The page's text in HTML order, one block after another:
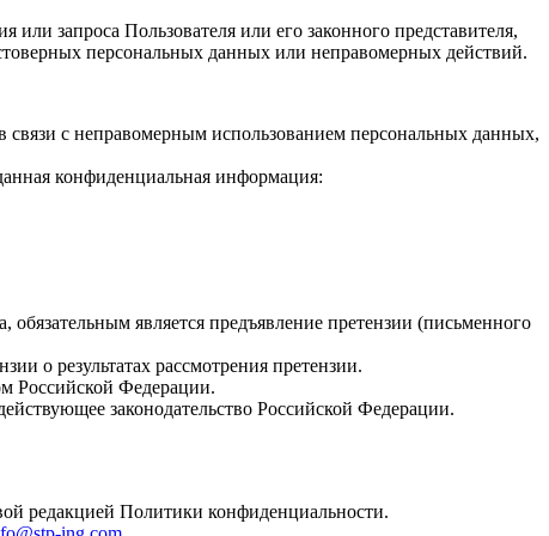
запроса Пользователя или его законного представителя,
персональных данных или неправомерных действий.
связи с неправомерным использованием персональных данных,
конфиденциальная информация:
является предъявление претензии (письменного
о результатах рассмотрения претензии.
Российской Федерации.
законодательство Российской Федерации.
редакцией Политики конфиденциальности.